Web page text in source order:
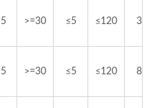
5 >=30 ≤5 ≤120 30
5 >=30 ≤5 ≤120 80